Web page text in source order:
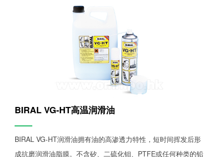
BIRAL VG-HT高温润滑油
——
BIRAL VG-HT润滑油拥有油的高渗透力特性，短时间挥发后形
成抗磨润滑油脂膜。不含矽、二硫化钼、PTFE或任何种类的铅